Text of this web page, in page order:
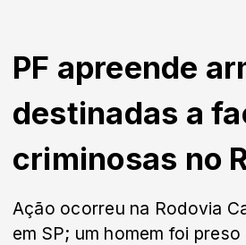
PF apreende
destinadas a
criminosas no
Ação ocorreu na Rodovia
em SP; um homem foi preso